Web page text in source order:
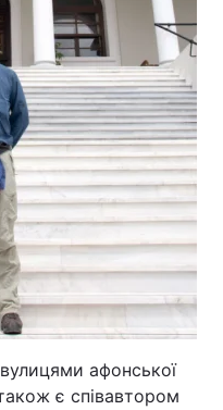
афонської
є співавтором